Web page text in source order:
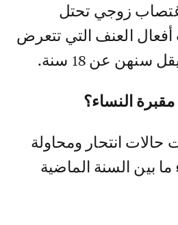
زوجي تحتل
أفعال العنف التي تتعرض
سنهن عن 18 سنة.
النساء؟
انتحار ومحاولة
3 نساء ما بين السنة الماضية